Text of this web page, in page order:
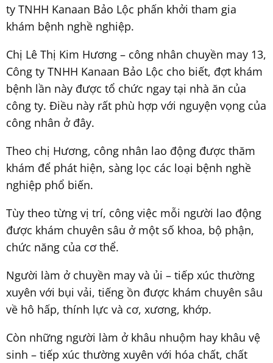
ty TNHH Kanaan Bảo Lộc phấn khởi tham gia
khám bệnh nghề nghiệp.
Chị Lê Thị Kim Hương – công nhân chuyền may 13,
Công ty TNHH Kanaan Bảo Lộc cho biết, đợt khám
bệnh lần này được tổ chức ngay tại nhà ăn của
công ty. Điều này rất phù hợp với nguyện vọng của
công nhân ở đây.
Theo chị Hương, công nhân lao động được thăm
khám để phát hiện, sàng lọc các loại bệnh nghề
nghiệp phổ biến.
Tùy theo từng vị trí, công việc mỗi người lao động
được khám chuyên sâu ở một số khoa, bộ phận,
chức năng của cơ thể.
Người làm ở chuyền may và ủi – tiếp xúc thường
xuyên với bụi vải, tiếng ồn được khám chuyên sâu
về hô hấp, thính lực và cơ, xương, khớp.
Còn những người làm ở khâu nhuộm hay khâu vệ
sinh – tiếp xúc thường xuyên với hóa chất, chất